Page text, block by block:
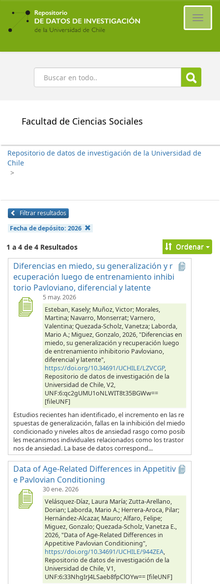
Ir
contenido
principal
Buscar
Facultad de Ciencias Sociales
Repositorio de datos de investigación de la Universidad de
Chile
>
Filtrar resultados
Fecha de depósito: 2026
1 a 4 de 4 Resultados Ordenar
Diferencias en miedo, su generalización y r
ecuperación luego de entrenamiento inhibi
torio Pavloviano, diferencial y latente
5 may. 2026
Esteban, Kasely; Muñoz, Victor; Morales,
Martina; Navarro, Monserrat; Varnero,
Valentina; Quezada-Scholz, Vanetza; Laborda,
Mario A.; Miguez, Gonzalo, 2026, "Diferencias en
miedo, su generalización y recuperación luego
de entrenamiento inhibitorio Pavloviano,
diferencial y latente",
https://doi.org/10.34691/UCHILE/LZVCGP,
Repositorio de datos de investigación de la
Universidad de Chile, V2,
UNF:6:qc2gUMU1oNLWIT8t35BGWw==
[fileUNF]
Estudios recientes han identificado, el incremento en las re
spuestas de generalización, fallas en la inhibición del miedo
condicionado y niveles altos de ansiedad rasgo como posib
les mecanismos individuales relacionados como los trastor
nos de ansiedad. La base de datos correspond...
Data of Age-Related Differences in Appetitiv
e Pavlovian Conditioning
30 ene. 2026
Velásquez-Díaz, Laura María; Zutta-Arellano,
Dorian; Laborda, Mario A.; Herrera-Aroca, Pilar;
Hernández-Alcazar, Mauro; Alfaro, Felipe;
Miguez, Gonzalo; Quezada-Scholz, Vanetza E.,
2026, "Data of Age-Related Differences in
Appetitive Pavlovian Conditioning",
https://doi.org/10.34691/UCHILE/944ZEA,
Repositorio de datos de investigación de la
Universidad de Chile, V1,
UNF:6:33NhgIrJ4LSaeb8fpClOYw== [fileUNF]